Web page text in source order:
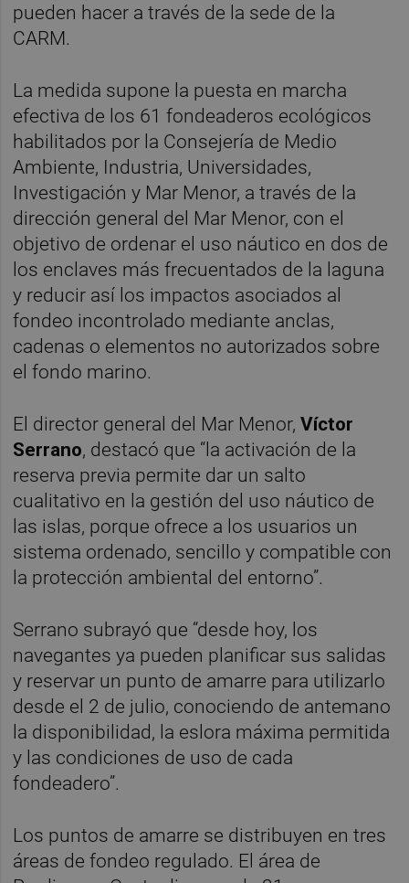
pueden hacer a través de la sede de la
CARM.
La medida supone la puesta en marcha
efectiva de los 61 fondeaderos ecológicos
habilitados por la Consejería de Medio
Ambiente, Industria, Universidades,
Investigación y Mar Menor, a través de la
dirección general del Mar Menor, con el
objetivo de ordenar el uso náutico en dos de
los enclaves más frecuentados de la laguna
y reducir así los impactos asociados al
fondeo incontrolado mediante anclas,
cadenas o elementos no autorizados sobre
el fondo marino.
El director general del Mar Menor, Víctor
Serrano, destacó que “la activación de la
reserva previa permite dar un salto
cualitativo en la gestión del uso náutico de
las islas, porque ofrece a los usuarios un
sistema ordenado, sencillo y compatible con
la protección ambiental del entorno”.
Serrano subrayó que “desde hoy, los
navegantes ya pueden planificar sus salidas
y reservar un punto de amarre para utilizarlo
desde el 2 de julio, conociendo de antemano
la disponibilidad, la eslora máxima permitida
y las condiciones de uso de cada
fondeadero”.
Los puntos de amarre se distribuyen en tres
áreas de fondeo regulado. El área de